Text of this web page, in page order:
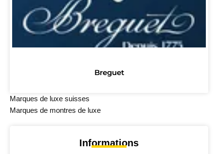
Breguet
Marques de luxe suisses
Marques de montres de luxe
Informations